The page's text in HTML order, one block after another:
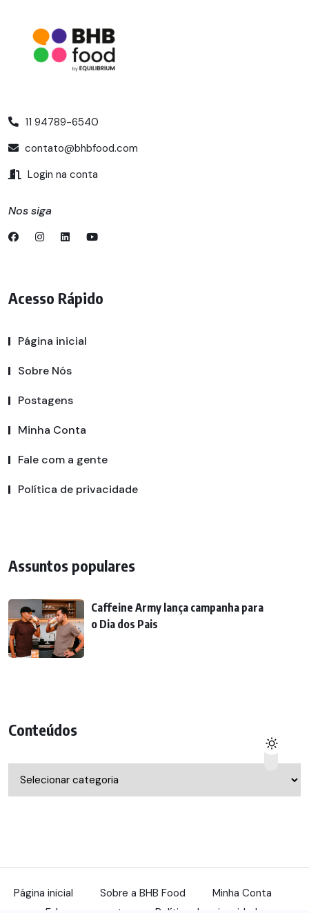
11 94789-6540
contato@bhbfood.com
Login na conta
Nos siga
Acesso Rápido
Página inicial
Sobre Nós
Postagens
Minha Conta
Fale com a gente
Política de privacidade
Assuntos populares
Caffeine Army lança campanha para
o Dia dos Pais
Conteúdos
Conteúdos
Página inicial Sobre a BHB Food
Minha Conta